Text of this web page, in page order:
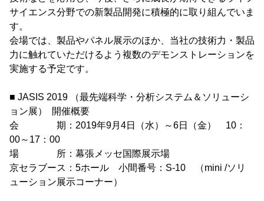
サイエンス分野での新製品開発に積極的に取り組んでいま
す。
会場では、製品やパネル展示のほか、当社の技術力・製品
力に触れていただけるよう複数のデモンストレーションを
実施する予定です。
■ JASIS 2019 （最先端科学・分析システム＆ソリューシ
ョン展） 開催概要
会 期：2019年9月4日（水）～6日（金） 10：
00～17：00
場 所：幕張メッセ国際展示場
京セラブース：5ホール 小間番号：S-10 （mini /ソリ
ューション展示コーナー）